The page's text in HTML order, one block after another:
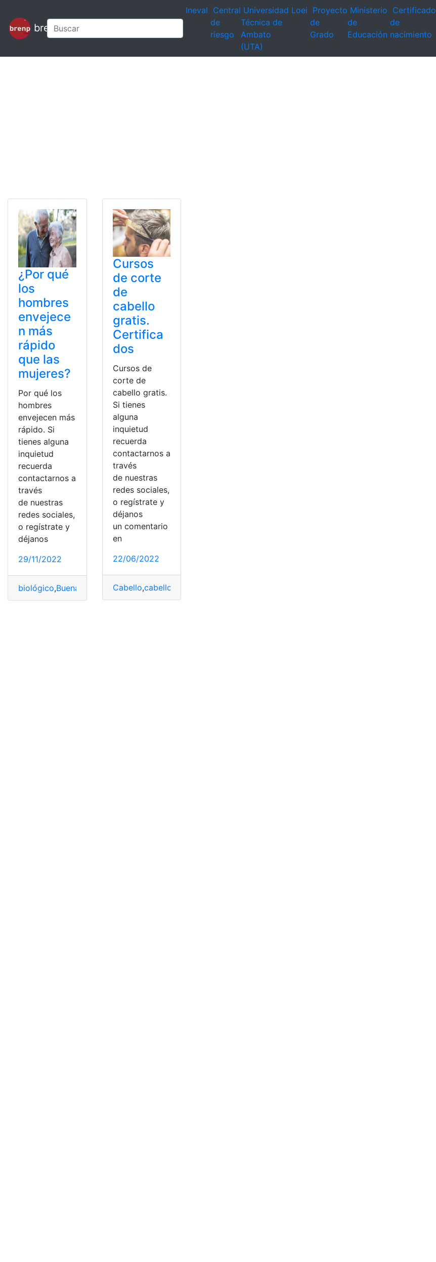
brenp
Ineval Central
de
riesgo
Universidad
Técnica de
Ambato
(UTA)
Loei Proyecto
de
Grado
Ministerio
de
Educación
Certificado
de
nacimiento
¿Por qué
los
hombres
envejece
n más
rápido
que las
mujeres?
Por qué los
hombres
envejecen más
rápido. Si
tienes alguna
inquietud
recuerda
contactarnos a
través
de nuestras
redes sociales,
o regístrate y
déjanos
29/11/2022
biológico,Buena Consejos,envejecimiento
Cursos
de corte
de
cabello
gratis.
Certifica
dos
Cursos de
corte de
cabello gratis.
Si tienes
alguna
inquietud
recuerda
contactarnos a
través
de nuestras
redes sociales,
o regístrate y
déjanos
un comentario
en
22/06/2022
Cabello,cabellos